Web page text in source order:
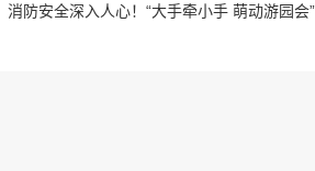
消防安全深入人心！“大手牵小手 萌动游园会”